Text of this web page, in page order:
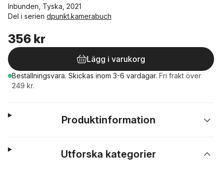
Inbunden, Tyska, 2021
Del i serien dpunkt.kamerabuch
356 kr
Lägg i varukorg
Beställningsvara. Skickas inom 3-6 vardagar. Fri frakt över
249 kr.
Produktinformation
Utforska kategorier